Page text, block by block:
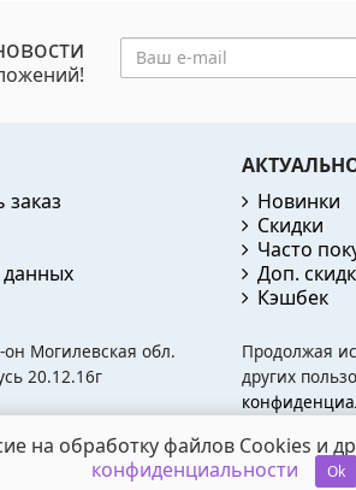
заказ
Новинки
Скидки
Часто
Доп.
Кэшбек
Могилевская обл.
20.12.16г
Продолжая
других
на обработку файлов Cookies и
конфиденциальности
Ok